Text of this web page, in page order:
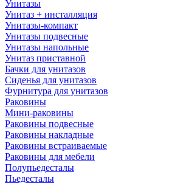
Унитазы
Унитаз + инсталляция
Унитазы-компакт
Унитазы подвесные
Унитазы напольные
Унитаз приставной
Бачки для унитазов
Сиденья для унитазов
Фурнитура для унитазов
Раковины
Мини-раковины
Раковины подвесные
Раковины накладные
Раковины встраиваемые
Раковины для мебели
Полупьедесталы
Пьедесталы